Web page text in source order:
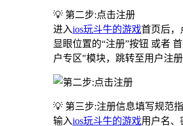
💡 第二步:点击注册
进入ios玩斗牛的游戏首页后，
显眼位置的“注册”按钮 或者
户专区"模块，跳转至用户注册
💡 第三步:注册信息填写规范
输入ios玩斗牛的游戏用户名、